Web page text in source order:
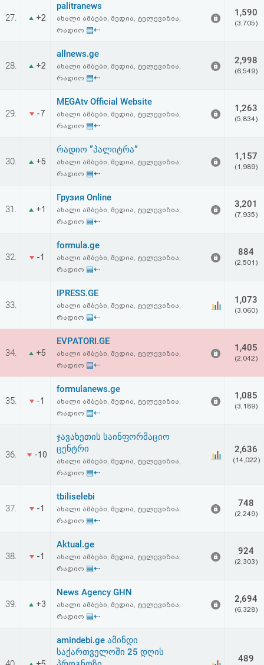
პასუხისმგებლობის
უარყოფა
27. +2
palitranews
ახალი ამბები, მედია, ტელევიზია,
რადიო ▤⇠
1,590
(3,705)
28. +2
allnews.ge
ახალი ამბები, მედია, ტელევიზია,
რადიო ▤⇠
2,998
(6,549)
29. -7
MEGAtv Official Website
ახალი ამბები, მედია, ტელევიზია,
რადიო ▤⇠
1,263
(5,834)
30. +5
რადიო ”პალიტრა”
ახალი ამბები, მედია, ტელევიზია,
რადიო ▤⇠
1,157
(1,989)
31. +1
Грузия Online
ახალი ამბები, მედია, ტელევიზია,
რადიო ▤⇠
3,201
(7,935)
32. -1
formula.ge
ახალი ამბები, მედია, ტელევიზია,
რადიო ▤⇠
884
(2,501)
33.
IPRESS.GE
ახალი ამბები, მედია, ტელევიზია,
რადიო ▤⇠
1,073
(3,060)
34. +5
EVPATORI.GE
ახალი ამბები, მედია, ტელევიზია,
რადიო ▤⇠
1,405
(2,042)
35. -1
formulanews.ge
ახალი ამბები, მედია, ტელევიზია,
რადიო ▤⇠
1,085
(3,189)
36. -10
ჯავახეთის საინფორმაციო
ცენტრი
ახალი ამბები, მედია, ტელევიზია,
რადიო ▤⇠
2,636
(14,022)
37. -1
tbiliselebi
ახალი ამბები, მედია, ტელევიზია,
რადიო ▤⇠
748
(2,249)
38. -1
Aktual.ge
ახალი ამბები, მედია, ტელევიზია,
რადიო ▤⇠
924
(2,303)
39. +3
News Agency GHN
ახალი ამბები, მედია, ტელევიზია,
რადიო ▤⇠
2,694
(6,328)
amindebi.ge ამინდი
საქართველოში 25 დღის
489